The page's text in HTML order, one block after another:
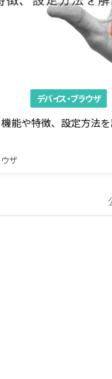
デバイス・ブラウザ
能や特徴、設定方法
ザ